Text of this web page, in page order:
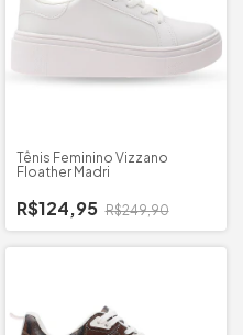
Tênis Feminino Vizzano
Floather Madri
R$124,95 R$249,90